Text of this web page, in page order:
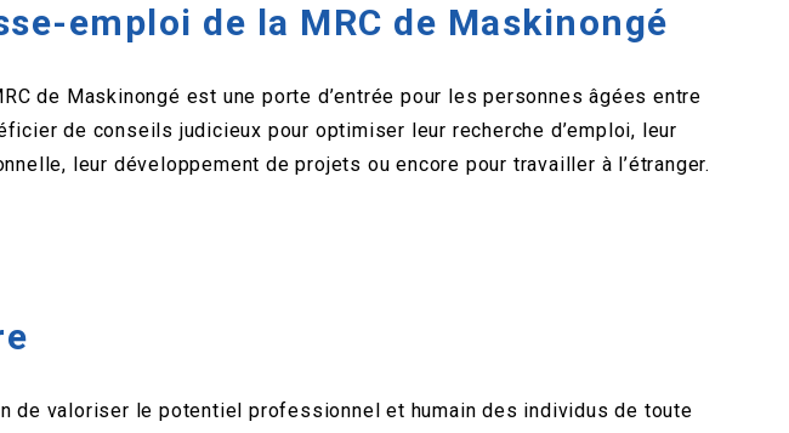
emploi de la MRC de Maskinongé
de Maskinongé est une porte d’entrée pour les personnes âgées entre
de conseils judicieux pour optimiser leur recherche d’emploi, leur
leur développement de projets ou encore pour travailler à l’étranger.
de valoriser le potentiel professionnel et humain des individus de toute